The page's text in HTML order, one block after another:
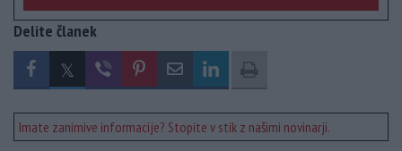
Delite članek
Imate zanimive informacije? Stopite v stik z našimi novinarji.